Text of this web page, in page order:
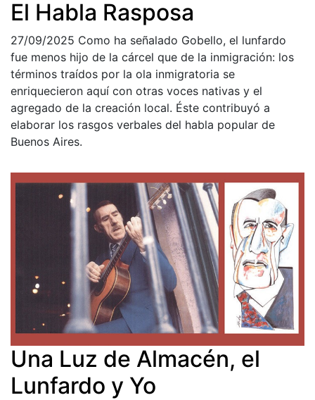
El Habla Rasposa
27/09/2025 Como ha señalado Gobello, el lunfardo
fue menos hijo de la cárcel que de la inmigración: los
términos traídos por la ola inmigratoria se
enriquecieron aquí con otras voces nativas y el
agregado de la creación local. Éste contribuyó a
elaborar los rasgos verbales del habla popular de
Buenos Aires.
Una Luz de Almacén, el
Lunfardo y Yo